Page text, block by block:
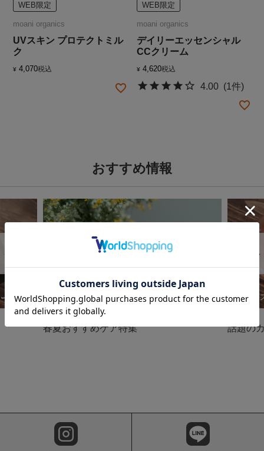
WEB限定
moani organics
UVスキン プロテクトミル
ク
¥ 4,070税込
WEB限定
moani organics
デイリーエッセンシャル
CCクリーム
¥ 4,620税込
4.00 (1件)
おすすめ情報
春夏おすすめケア特集 話題の